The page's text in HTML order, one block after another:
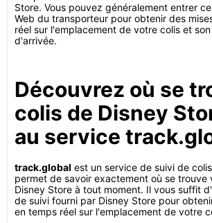
Store. Vous pouvez généralement entrer
Web du transporteur pour obtenir des
réel sur l'emplacement de votre colis et
d'arrivée.
Découvrez où se
colis de Disney
au service
track.global est un service de suivi de
permet de savoir exactement où se trouve
Disney Store à tout moment. Il vous suffit
de suivi fourni par Disney Store pour
en temps réel sur l'emplacement de votre